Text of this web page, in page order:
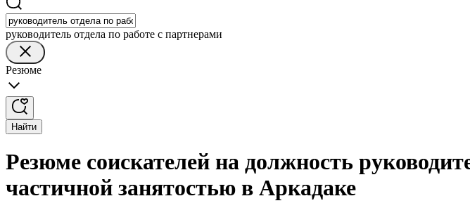
руководитель отдела по работе с партнерами
Резюме
Найти
Резюме соискателей на должность
частичной занятостью в Аркадаке